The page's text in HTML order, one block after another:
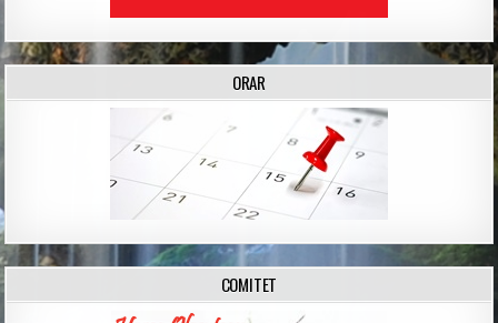
ORAR
COMITET